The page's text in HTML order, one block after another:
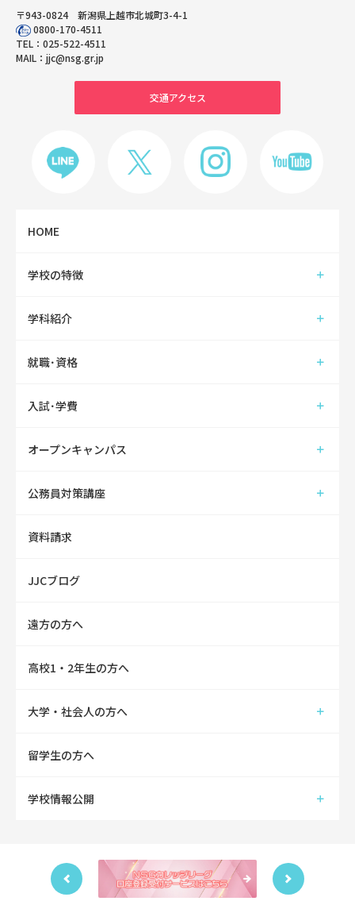
〒943-0824 新潟県上越市北城町3-4-1
0800-170-4511
TEL： 025-522-4511
MAIL： jjc@nsg.gr.jp
交通アクセス
HOME
学校の特徴
学科紹介
就職･資格
入試･学費
オープンキャンパス
公務員対策講座
資料請求
JJCブログ
遠方の方へ
高校1・2年生の方へ
大学・社会人の方へ
留学生の方へ
学校情報公開